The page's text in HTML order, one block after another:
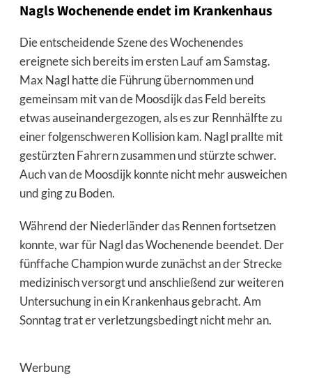
Nagls Wochenende endet im Krankenhaus
Die entscheidende Szene des Wochenendes
ereignete sich bereits im ersten Lauf am Samstag.
Max Nagl hatte die Führung übernommen und
gemeinsam mit van de Moosdijk das Feld bereits
etwas auseinandergezogen, als es zur Rennhälfte zu
einer folgenschweren Kollision kam. Nagl prallte mit
gestürzten Fahrern zusammen und stürzte schwer.
Auch van de Moosdijk konnte nicht mehr ausweichen
und ging zu Boden.
Während der Niederländer das Rennen fortsetzen
konnte, war für Nagl das Wochenende beendet. Der
fünffache Champion wurde zunächst an der Strecke
medizinisch versorgt und anschließend zur weiteren
Untersuchung in ein Krankenhaus gebracht. Am
Sonntag trat er verletzungsbedingt nicht mehr an.
Werbung